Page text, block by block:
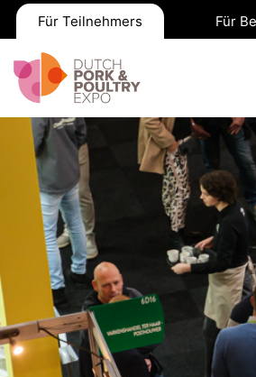
Für Teilnehmers Für